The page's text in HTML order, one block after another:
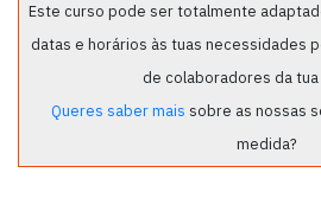
Este curso pode ser totalmente
datas e horários às tuas necessidades
de colaboradores da
Queres saber mais sobre as nossas
medida?